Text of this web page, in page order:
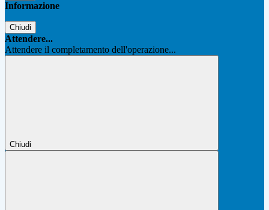
Informazione
Chiudi
Attendere...
Attendere il completamento dell'operazione...
Chiudi